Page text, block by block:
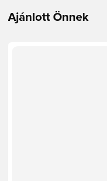
Ajánlott Önnek